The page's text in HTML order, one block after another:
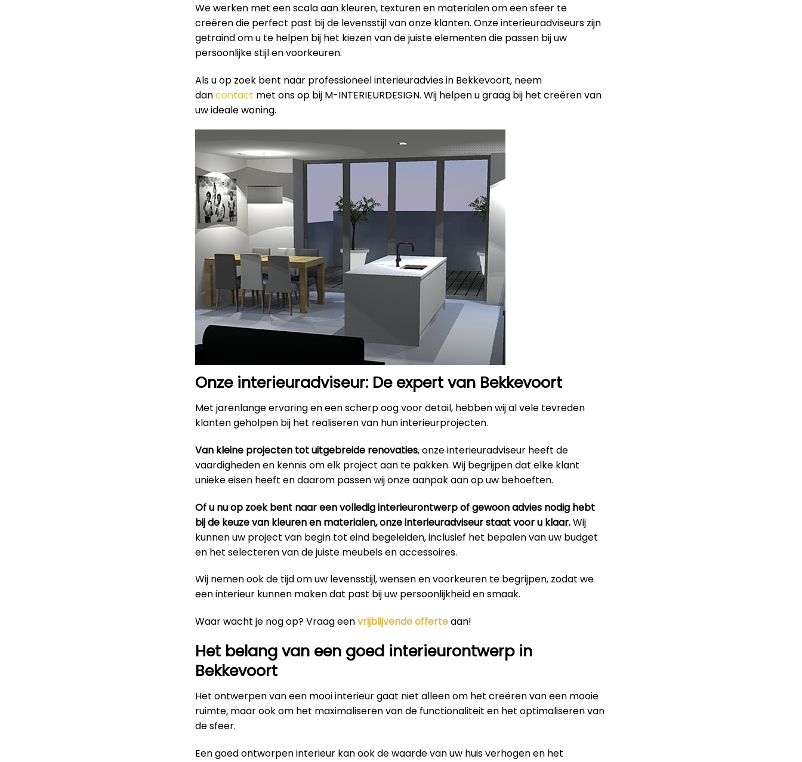
We werken met een scala aan kleuren, texturen en materialen om een ​​sfeer te
creëren die perfect past bij de levensstijl van onze klanten. Onze interieuradviseurs zijn
getraind om u te helpen bij het kiezen van de juiste elementen die passen bij uw
persoonlijke stijl en voorkeuren.
Als u op zoek bent naar professioneel interieuradvies in Bekkevoort, neem
dancontact met ons op bij M-INTERIEURDESIGN. Wij helpen u graag bij het creëren van
uw ideale woning.
Onze interieuradviseur: De expert van Bekkevoort
Met jarenlange ervaring en een scherp oog voor detail, hebben wij al vele tevreden
klanten geholpen bij het realiseren van hun interieurprojecten.
Van kleine projecten tot uitgebreide renovaties, onze interieuradviseur heeft de
vaardigheden en kennis om elk project aan te pakken. Wij begrijpen dat elke klant
unieke eisen heeft en daarom passen wij onze aanpak aan op uw behoeften.
Of u nu op zoek bent naar een volledig interieurontwerp of gewoon advies nodig hebt
bij de keuze van kleuren en materialen, onze interieuradviseur staat voor u klaar.Wij
kunnen uw project van begin tot eind begeleiden, inclusief het bepalen van uw budget
en het selecteren van de juiste meubels en accessoires.
Wij nemen ook de tijd om uw levensstijl, wensen en voorkeuren te begrijpen, zodat we
een interieur kunnen maken dat past bij uw persoonlijkheid en smaak.
Waar wacht je nog op? Vraag eenvrijblijvende offerteaan!
Het belang van een goed interieurontwerp in
Bekkevoort
Het ontwerpen van een mooi interieur gaat niet alleen om het creëren van een mooie
ruimte, maar ook om het maximaliseren van de functionaliteit en het optimaliseren van
de sfeer.
Een goed ontworpen interieur kan ook de waarde van uw huis verhogen en het